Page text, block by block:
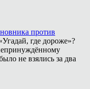
против
где дороже»?
не взялись за два